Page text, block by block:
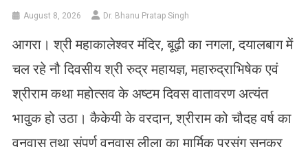
August 8, 2026 Dr. Bhanu Pratap Singh
आगरा। श्री महाकालेश्वर मंदिर, बूढ़ी का नगला, दयालबाग में
चल रहे नौ दिवसीय श्री रुद्र महायज्ञ, महारुद्राभिषेक एवं
श्रीराम कथा महोत्सव के अष्टम दिवस वातावरण अत्यंत
भावुक हो उठा। कैकेयी के वरदान, श्रीराम को चौदह वर्ष का
वनवास तथा संपूर्ण वनवास लीला का मार्मिक प्रसंग सुनकर